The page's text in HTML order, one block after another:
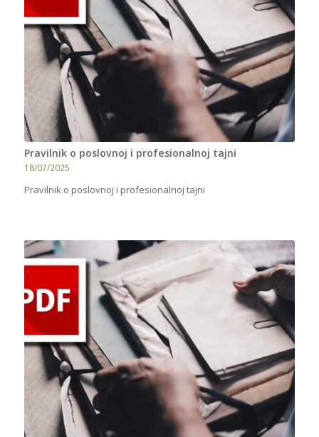
Pravilnik o poslovnoj i profesionalnoj tajni
18/07/2025
Pravilnik o poslovnoj i profesionalnoj tajni